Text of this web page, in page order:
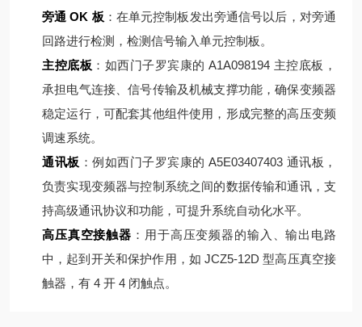
旁通 OK 板 ：在单元控制板发出旁通信号以后，对旁通
回路进行检测，检测信号输入单元控制板。
主控底板 ：如西门子罗宾康的 A1A098194 主控底板，
承担电气连接、信号传输及机械支撑功能，确保变频器
稳定运行，可配套其他组件使用，形成完整的高压变频
调速系统。
通讯板 ：例如西门子罗宾康的 A5E03407403 通讯板，
负责实现变频器与控制系统之间的数据传输和通讯，支
持高级通讯协议和功能，可提升系统自动化水平。
高压真空接触器 ：用于高压变频器的输入、输出电路
中，起到开关和保护作用，如 JCZ5-12D 型高压真空接
触器，有 4 开 4 闭触点。